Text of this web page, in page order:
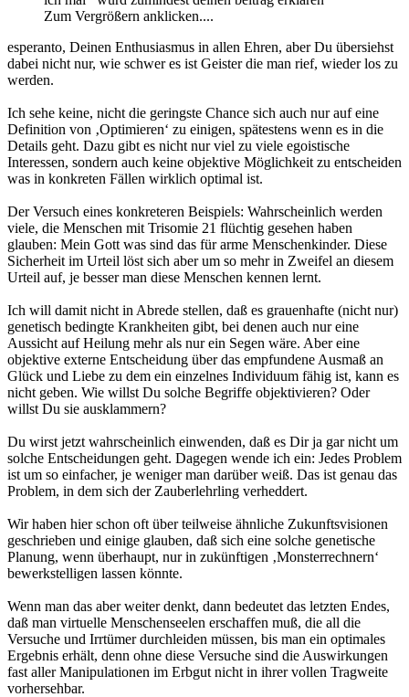
Zum Vergrößern anklicken....
esperanto, Deinen Enthusiasmus in allen Ehren, aber Du übersiehst
dabei nicht nur, wie schwer es ist Geister die man rief, wieder los zu
werden.
Ich sehe keine, nicht die geringste Chance sich auch nur auf eine
Definition von ‚Optimieren‘ zu einigen, spätestens wenn es in die
Details geht. Dazu gibt es nicht nur viel zu viele egoistische
Interessen, sondern auch keine objektive Möglichkeit zu entscheiden
was in konkreten Fällen wirklich optimal ist.
Der Versuch eines konkreteren Beispiels: Wahrscheinlich werden
viele, die Menschen mit Trisomie 21 flüchtig gesehen haben
glauben: Mein Gott was sind das für arme Menschenkinder. Diese
Sicherheit im Urteil löst sich aber um so mehr in Zweifel an diesem
Urteil auf, je besser man diese Menschen kennen lernt.
Ich will damit nicht in Abrede stellen, daß es grauenhafte (nicht nur)
genetisch bedingte Krankheiten gibt, bei denen auch nur eine
Aussicht auf Heilung mehr als nur ein Segen wäre. Aber eine
objektive externe Entscheidung über das empfundene Ausmaß an
Glück und Liebe zu dem ein einzelnes Individuum fähig ist, kann es
nicht geben. Wie willst Du solche Begriffe objektivieren? Oder
willst Du sie ausklammern?
Du wirst jetzt wahrscheinlich einwenden, daß es Dir ja gar nicht um
solche Entscheidungen geht. Dagegen wende ich ein: Jedes Problem
ist um so einfacher, je weniger man darüber weiß. Das ist genau das
Problem, in dem sich der Zauberlehrling verheddert.
Wir haben hier schon oft über teilweise ähnliche Zukunftsvisionen
geschrieben und einige glauben, daß sich eine solche genetische
Planung, wenn überhaupt, nur in zukünftigen ‚Monsterrechnern‘
bewerkstelligen lassen könnte.
Wenn man das aber weiter denkt, dann bedeutet das letzten Endes,
daß man virtuelle Menschenseelen erschaffen muß, die all die
Versuche und Irrtümer durchleiden müssen, bis man ein optimales
Ergebnis erhält, denn ohne diese Versuche sind die Auswirkungen
fast aller Manipulationen im Erbgut nicht in ihrer vollen Tragweite
vorhersehbar.